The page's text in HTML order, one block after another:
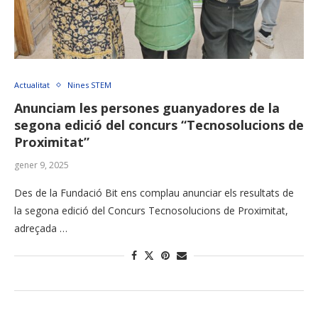
Actualitat Nines STEM
Anunciam les persones guanyadores de la
segona edició del concurs “Tecnosolucions de
Proximitat”
gener 9, 2025
Des de la Fundació Bit ens complau anunciar els resultats de
la segona edició del Concurs Tecnosolucions de Proximitat,
adreçada …